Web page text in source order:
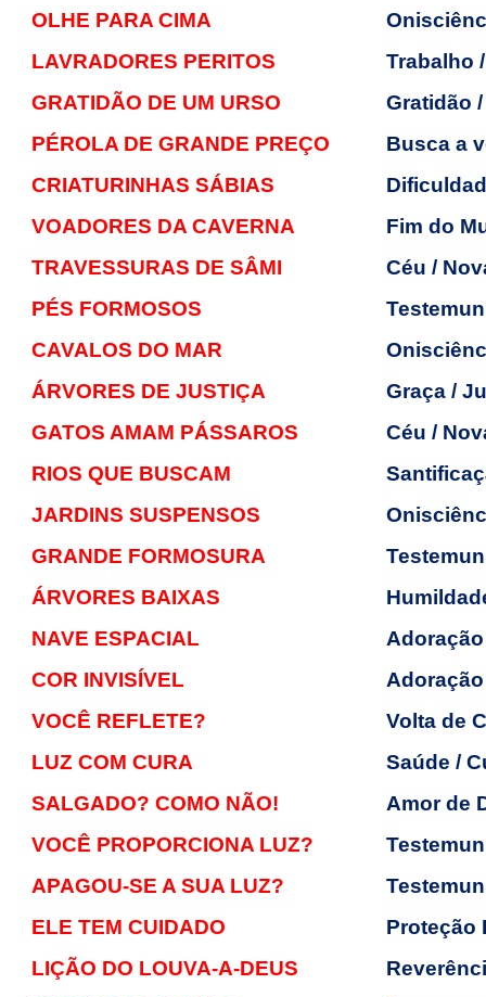
OLHE PARA CIMA
LAVRADORES PERITOS
Trabalho
GRATIDÃO DE UM URSO
Gratidão
PÉROLA DE GRANDE PREÇO
Busca a
CRIATURINHAS SÁBIAS
VOADORES DA CAVERNA
Fim do
TRAVESSURAS DE SÂMI
Céu /
PÉS FORMOSOS
CAVALOS DO MAR
ÁRVORES DE JUSTIÇA
Graça /
GATOS AMAM PÁSSAROS
Céu /
RIOS QUE BUSCAM
JARDINS SUSPENSOS
GRANDE FORMOSURA
ÁRVORES BAIXAS
NAVE ESPACIAL
Adoração
COR INVISÍVEL
Adoração
VOCÊ REFLETE?
Volta de
LUZ COM CURA
Saúde /
SALGADO? COMO NÃO!
Amor de
VOCÊ PROPORCIONA LUZ?
APAGOU-SE A SUA LUZ?
ELE TEM CUIDADO
Proteção
LIÇÃO DO LOUVA-A-DEUS